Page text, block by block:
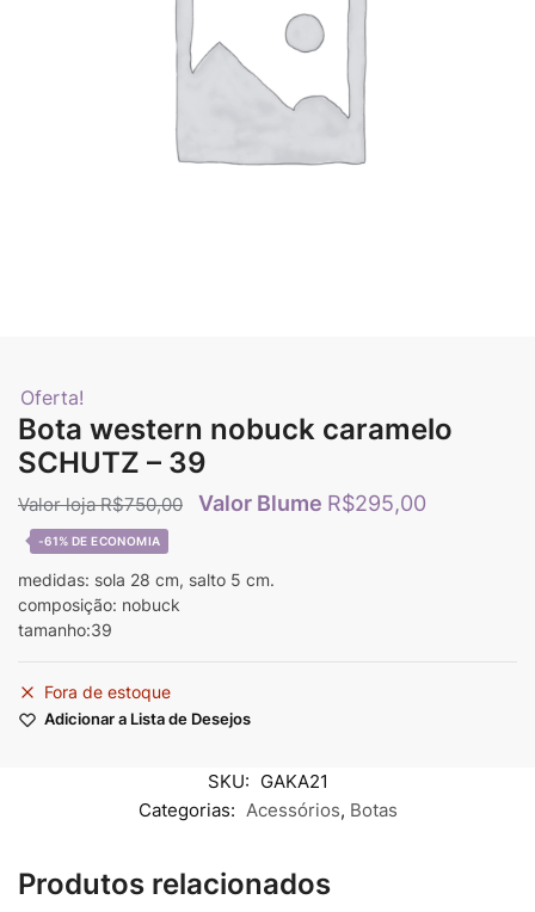
Oferta!
Bota western nobuck caramelo
SCHUTZ – 39
R$750,00 R$295,00
-61%
medidas: sola 28 cm, salto 5 cm.
composição: nobuck
tamanho:39
Fora de estoque
Adicionar a Lista de Desejos
SKU: GAKA21
Categorias: Acessórios, Botas
Produtos relacionados